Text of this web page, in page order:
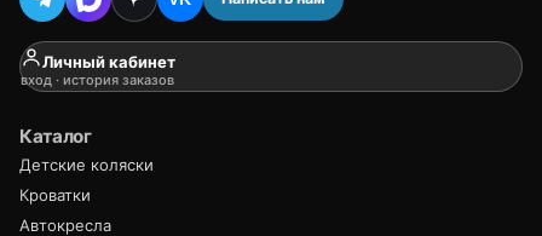
Личный кабинет
вход · история заказов
Каталог
Детские коляски
Кроватки
Автокресла